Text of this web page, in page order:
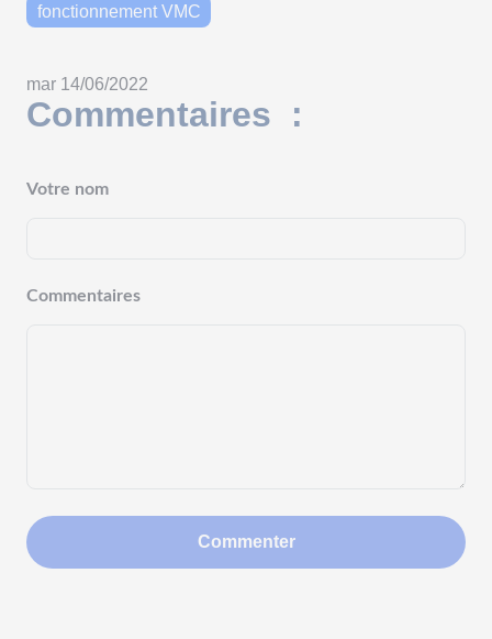
fonctionnement VMC
mar 14/06/2022
Commentaires :
Votre nom
Commentaires
Commenter